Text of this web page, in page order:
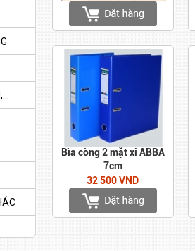
Bìa còng 2 mặt xi ABBA
7cm
32 500 VND